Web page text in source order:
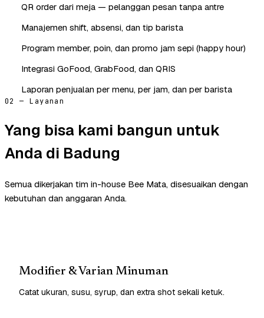
QR order dari meja — pelanggan pesan tanpa antre
Manajemen shift, absensi, dan tip barista
Program member, poin, dan promo jam sepi (happy hour)
Integrasi GoFood, GrabFood, dan QRIS
Laporan penjualan per menu, per jam, dan per barista
02 — Layanan
Yang bisa kami bangun untuk
Anda di Badung
Semua dikerjakan tim in-house Bee Mata, disesuaikan dengan
kebutuhan dan anggaran Anda.
Modifier & Varian Minuman
Catat ukuran, susu, syrup, dan extra shot sekali ketuk.